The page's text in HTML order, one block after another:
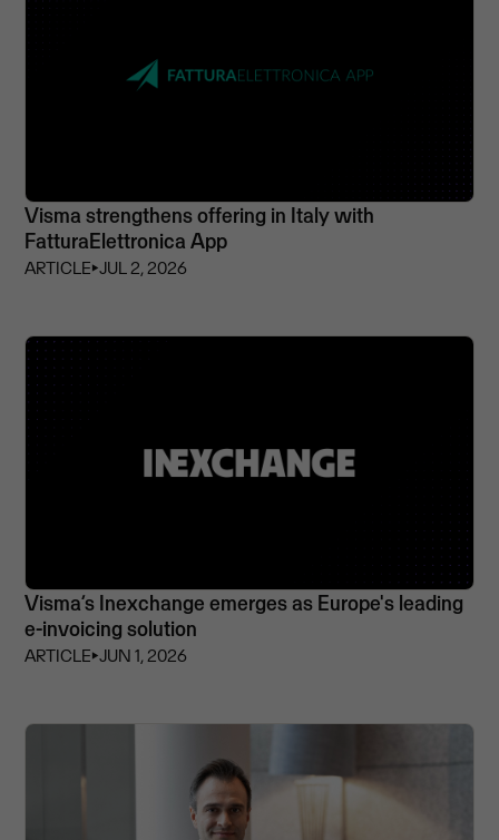
Visma strengthens offering in Italy with
FatturaElettronica App
ARTICLE⏵JUL 2, 2026
Visma’s Inexchange emerges as Europe's leading
e-invoicing solution
ARTICLE⏵JUN 1, 2026